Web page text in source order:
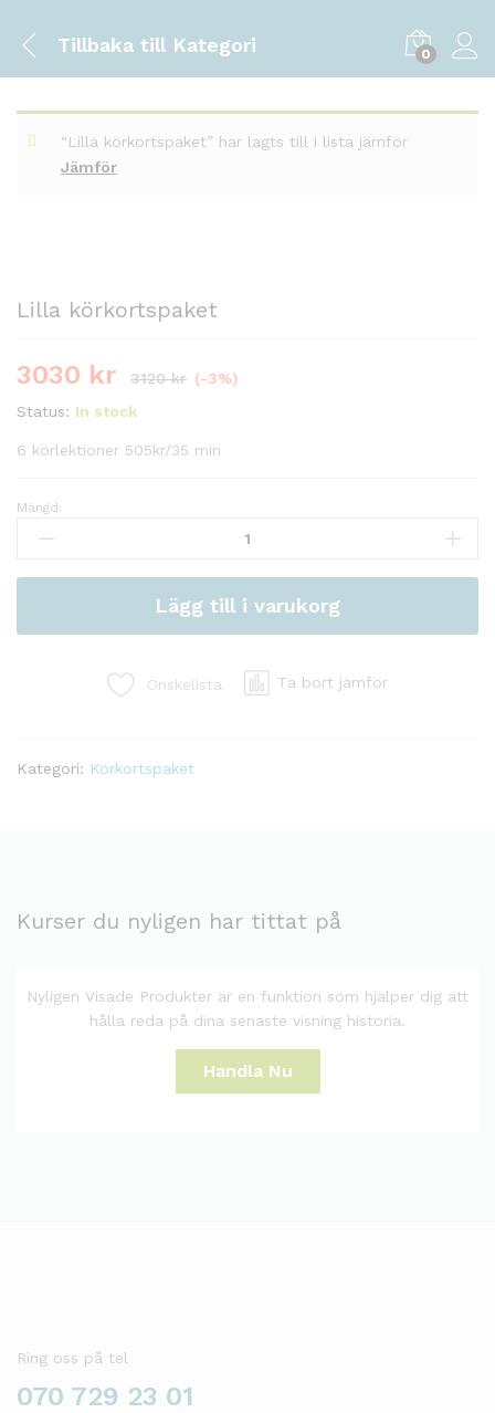
Tillbaka till Kategori 0
Jämför
“Lilla körkortspaket” har lagts till i lista jämför
Lilla körkortspaket
3030 kr 3120kr (-3%)
Status: In stock
6 körlektioner 505kr/35 min
Lilla
körkortspaket
Mängd:
Lägg till i varukorg
Önskelista Ta bort jämför
Kategori: Körkortspaket
Kurser du nyligen har tittat på
Nyligen Visade Produkter är en funktion som hjälper dig att
hålla reda på dina senaste visning historia.
Handla Nu
Ring oss på tel
070 729 23 01